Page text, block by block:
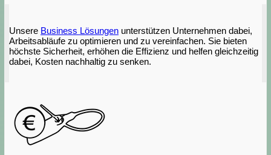
Unsere Business Lösungen unterstützen Unternehmen dabei,
Arbeitsabläufe zu optimieren und zu vereinfachen. Sie bieten
höchste Sicherheit, erhöhen die Effizienz und helfen gleichzeitig
dabei, Kosten nachhaltig zu senken.